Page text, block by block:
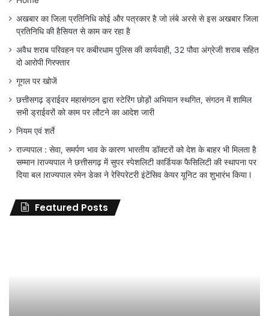
अखबार का जिला प्रतिनिधि कोई और पत्रकार है जो लंबे अरसे से इस अखबार जिला
प्रतिनिधि की हैसियत से काम कर रहा है
अवैध शराब परिवहन पर कबीरधाम पुलिस की कार्यवाही, 32 पौवा अंग्रेजी शराब सहित
दो आरोपी गिरफ्तार
गूगल पर खोजें
छत्तीसगढ़ ड्राईवर महासंगठन द्वारा स्टेरिंग छोड़ों अभियान स्थगित, संगठन में शामिल
सभी ड्राईवरों को काम पर लौटने का आदेश जारी
नियम एवं शर्ते
राज्यपाल : सेवा, समर्पण भाव के कारण भारतीय डॉक्टरों को देश के बाहर भी मिलता है
सम्मान lराज्यपाल ने छत्तीसगढ़ में सुपर स्पेशलिटी कार्डियक फैसिलिटी की स्थापना पर
दिया बल lराज्यपाल रमेन डेका ने रेस्पिरेटरी इंटेंसिव केयर यूनिट का शुभारंभ किया l
Featured Posts